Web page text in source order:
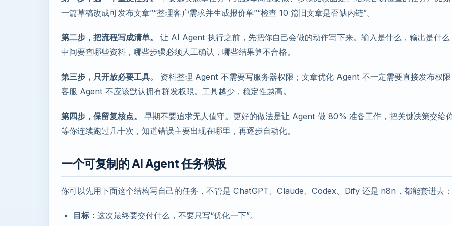
一篇草稿改成可发布文章”“整理客户需求并生成报价单”“检查 10 篇旧文章是否缺内链”。
第二步，把流程写成清单。
让 AI Agent 执行之前，先把你自己会做的动作写下来。输入是什么，输出是什么
中间要查哪些资料，哪些步骤必须人工确认，哪些结果算不合格。
第三步，只开放必要工具。
资料整理 Agent 不需要写服务器权限；文章优化 Agent 不一定需要直接发布权限
客服 Agent 不应该默认拥有群发权限。工具越少，稳定性越高。
第四步，保留复核点。
早期不要追求无人值守。更好的做法是让 Agent 做 80% 准备工作，把关键决策交给你
等你连续跑过几十次，知道错误主要出现在哪里，再逐步自动化。
一个可复制的 AI Agent 任务模板
你可以先用下面这个结构写自己的任务，不管是 ChatGPT、Claude、Codex、Dify 还是 n8n，都能套进去：
目标： 这次最终要交付什么，不要只写“优化一下”。